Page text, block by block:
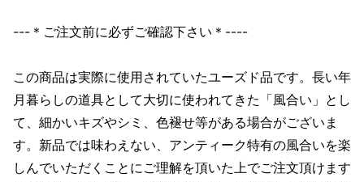
---＊ご注文前に必ずご確認下さい＊----
この商品は実際に使用されていたユーズド品です。長い年
月暮らしの道具として大切に使われてきた「風合い」とし
て、細かいキズやシミ、色褪せ等がある場合がございま
す。新品では味わえない、アンティーク特有の風合いを楽
しんでいただくことにご理解を頂いた上でご注文頂けます